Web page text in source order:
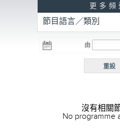
R3
電台 電台
R5
更多頻
節目語言／類別
由
重設
沒有相關
No programme